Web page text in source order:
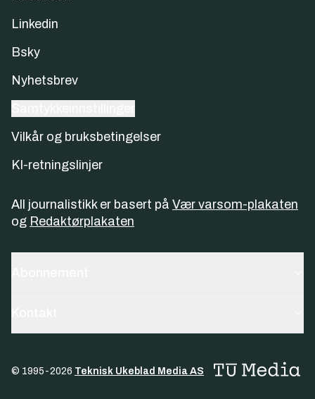
Linkedin
Bsky
Nyhetsbrev
Vilkår og bruksbetingelser
KI-retningslinjer
All journalistikk er basert på Vær varsom-plakaten
og Redaktørplakaten
© 1995-2026 Teknisk Ukeblad Media AS